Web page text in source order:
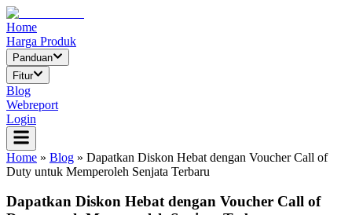
Home
Harga Produk
Panduan
Fitur
Blog
Webreport
Login
Home » Blog » Dapatkan Diskon Hebat dengan Voucher Call of
Duty untuk Memperoleh Senjata Terbaru
Dapatkan Diskon Hebat dengan Voucher Call of